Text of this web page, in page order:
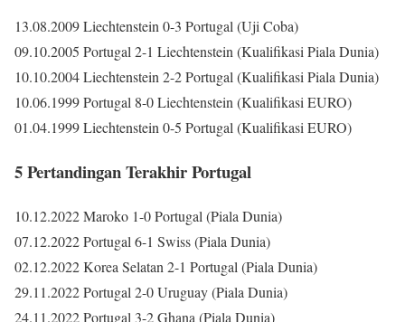
13.08.2009 Liechtenstein 0-3 Portugal (Uji Coba)
09.10.2005 Portugal 2-1 Liechtenstein (Kualifikasi Piala Dunia)
10.10.2004 Liechtenstein 2-2 Portugal (Kualifikasi Piala Dunia)
10.06.1999 Portugal 8-0 Liechtenstein (Kualifikasi EURO)
01.04.1999 Liechtenstein 0-5 Portugal (Kualifikasi EURO)
5 Pertandingan Terakhir Portugal
10.12.2022 Maroko 1-0 Portugal (Piala Dunia)
07.12.2022 Portugal 6-1 Swiss (Piala Dunia)
02.12.2022 Korea Selatan 2-1 Portugal (Piala Dunia)
29.11.2022 Portugal 2-0 Uruguay (Piala Dunia)
24.11.2022 Portugal 3-2 Ghana (Piala Dunia)